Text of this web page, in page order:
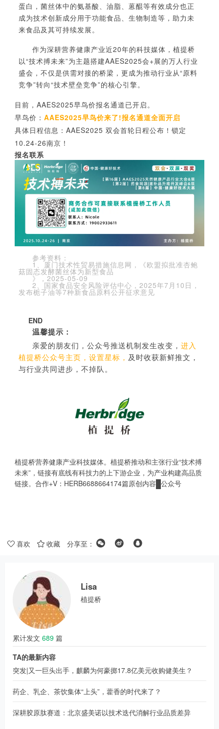
蛋白，菌丝体中的氨基酸、油脂、蒽醌等有效成分也正
成为技术创新成分用于功能食品、生物制造等，助力未
来食品及其可持续发展。
作为深耕营养健康产业近20年的科技媒体，植提桥
以“技术搏未来”为主题搭建AAES2025会+展的万人行业
盛会，不仅是供需对接的桥梁，更成为推动行业从“原料
竞争”转向“技术壁垒竞争”的核心引擎。
目前，AAES2025早鸟价报名通道已开启。
早鸟价： AAES2025早鸟价来了!报名通道全面开启
具体日程信息 ： AAES2025 双会首轮日程公布！锁定
10.24-26南京！
报名联系
参考资料：
1、厦门技术性贸易措施信息网，《欧盟拟批准杏鲍
菇固态发酵菌丝体为新型食品
》，2025-05-09
2、国家食品安全风险评估中心，2025年7月10日，
发布栀子油等7种新食品原料公开征求意见
END
温馨提示：
亲爱的朋友们，公众号推送机制发生改变， 进入
植提桥公众号主页，设置星标， 及时收获新鲜推文，
与行业共同进步，不掉队。
植提桥营养健康产业科技媒体。植提桥推动和主张行业“技术搏
未来”，链接有底线有科技力的上下游企业，为产业构建高品质
链接。合作+V：HERB6688664174篇原创内容 公众号
喜欢 收藏 分享至：
Lisa
植提桥
累计发文 689 篇
TA的最新内容
突发|又一巨头出手，麒麟为何豪掷17.8亿美元收购健美生？
药企、乳企、茶饮集体“上头”，藿香的时代来了？
深耕胶原肽赛道：北京盛美诺以技术迭代消解行业品质差异